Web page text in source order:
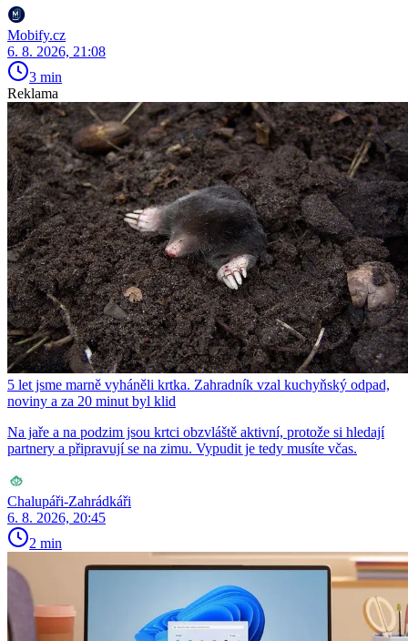
Mobify.cz
6. 8. 2026, 21:08
3 min
Reklama
5 let jsme marně vyháněli krtka. Zahradník vzal kuchyňský odpad,
noviny a za 20 minut byl klid
Na jaře a na podzim jsou krtci obzvláště aktivní, protože si hledají
partnery a připravují se na zimu. Vypudit je tedy musíte včas.
Chalupáři-Zahrádkáři
6. 8. 2026, 20:45
2 min